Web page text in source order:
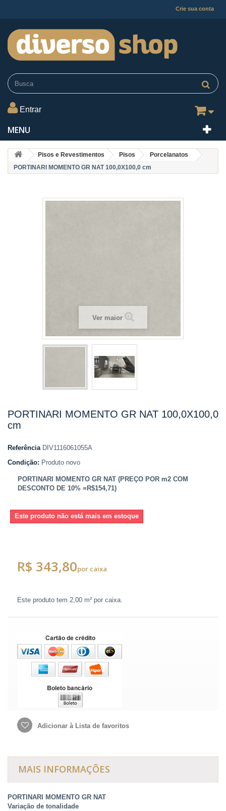
Crie sua conta
Entrar
MENU
Pisos e Revestimentos Pisos
Porcelanatos
PORTINARI MOMENTO GR NAT 100,0X100,0 cm
Ver maior
PORTINARI MOMENTO GR NAT 100,0X100,0
cm
Referência DIV1116061055A
Condição: Produto novo
PORTINARI MOMENTO GR NAT (PREÇO POR m2 COM
DESCONTO DE 10% =R$154,71)
Este produto não está mais em estoque
R$ 343,80por caixa
Este produto tem 2,00 m² por caixa.
Adicionar à Lista de favoritos
MAIS INFORMAÇÕES
PORTINARI MOMENTO GR NAT
Variação de tonalidade